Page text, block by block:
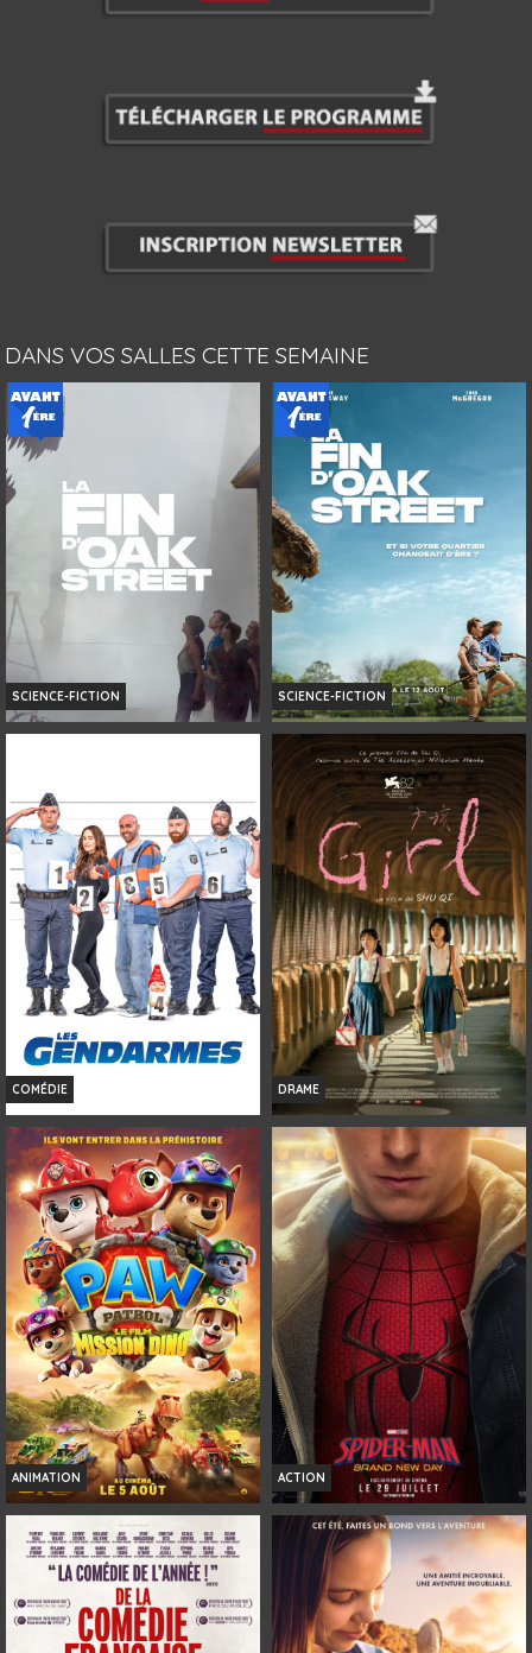
DANS VOS SALLES CETTE SEMAINE
SCIENCE-FICTION
Bande-annonce
VF
SCIENCE-FICTION
LA FIN D'OAK STREET
Horaires et Infos
Bande-annonce
Réservation
AVERT. TOUT PUBLIC
VF
COMÉDIE
LES GENDARMES
Horaires et Infos
Bande-annonce
Réservation
TOUT PUBLIC
VF
DRAME
GIRL
Horaires et Infos
Bande-annonce
Réservation
AVERT. TOUT PUBLIC
ANIMATION
LA PAT' PATROUILLE : LE FILM
MISSION DINO
Horaires et Infos
Bande-annonce
ACTION
SPIDER-MAN: BRAND NEW DAY
Horaires et Infos
Bande-annonce